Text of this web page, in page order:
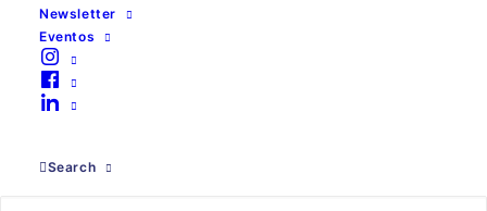
Newsletter
Eventos
Search